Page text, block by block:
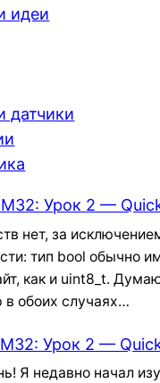
идеи
датчики
Урок 2 —
нет, за
тип bool обычно
как и uint8_t.
в обоих случаях…
Урок 2 —
Я недавно начал